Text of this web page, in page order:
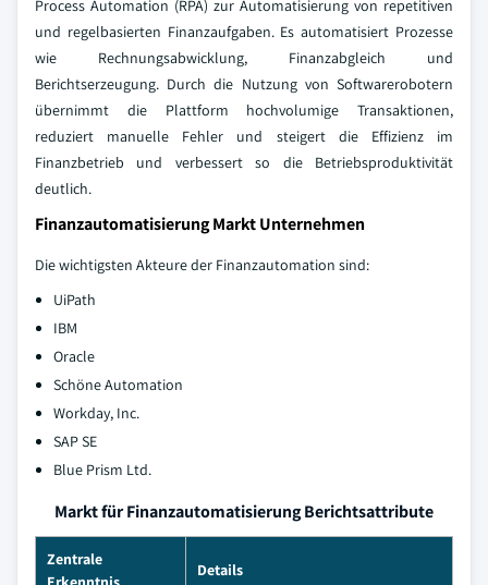
Process Automation (RPA) zur Automatisierung von repetitiven
und regelbasierten Finanzaufgaben. Es automatisiert Prozesse
wie Rechnungsabwicklung, Finanzabgleich und
Berichtserzeugung. Durch die Nutzung von Softwarerobotern
übernimmt die Plattform hochvolumige Transaktionen,
reduziert manuelle Fehler und steigert die Effizienz im
Finanzbetrieb und verbessert so die Betriebsproduktivität
deutlich.
Finanzautomatisierung Markt Unternehmen
Die wichtigsten Akteure der Finanzautomation sind:
UiPath
IBM
Oracle
Schöne Automation
Workday, Inc.
SAP SE
Blue Prism Ltd.
Markt für Finanzautomatisierung Berichtsattribute
Zentrale
Details